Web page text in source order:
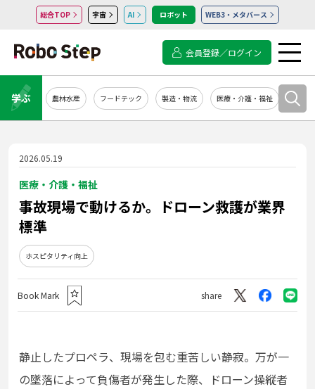
総合TOP 宇宙 AI ロボット WEB3・メタバース
会員登録／ログイン
学ぶ 農林水産 フードテック 製造・物流 医療・介護・福祉 シス
2026.05.19
医療・介護・福祉
事故現場で動けるか。ドローン救護が業界
標準
ホスピタリティ向上
Book Mark share
静止したプロペラ、現場を包む重苦しい静寂。万が一
の墜落によって負傷者が発生した際、ドローン操縦者